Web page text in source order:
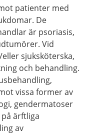
patienter med
De
är psoriasis,
Vid
sjuksköterska,
och behandling.
vissa former av
gendermatoser
ärftliga
av